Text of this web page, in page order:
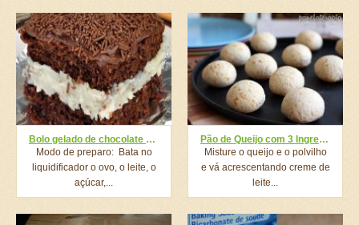
Bolo gelado de chocolate e coco
Modo de preparo: Bata no
liquidificador o ovo, o leite, o
açúcar,...
Pão de Queijo com 3 Ingredientes
Misture o queijo e o polvilho
e vá acrescentando creme de
leite...